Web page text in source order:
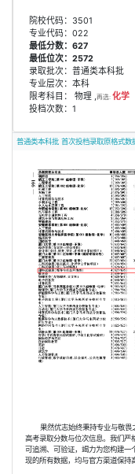
院校代码：3501
专业代码：022
最低分数：627
最低位次：2572
录取批次：普通类本科批
专业层次：本科
限考科目： 物理 ,再选: 化学
投档次数：1
普通类本科批 首次投档录取原格式数
果然优志始终秉持专业与敬
高考录取分数与位次信息。我们严
可追溯、可验证，竭力为您构建一
现的所有数据，均与官方渠道保持